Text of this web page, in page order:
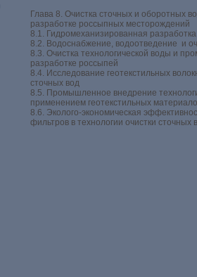
Глава 8. Очистка сточных и оборотных
разработке россыпных месторождений
8.1. Гидромеханизированная
8.2. Водоснабжение, водоотведение и
8.3. Очистка технологической воды и
разработке россыпей
8.4. Исследование геотекстильных
сточных вод
8.5. Промышленное внедрение
применением геотекстильных
8.6. Эколого-экономическая
фильтров в технологии очистки сточных